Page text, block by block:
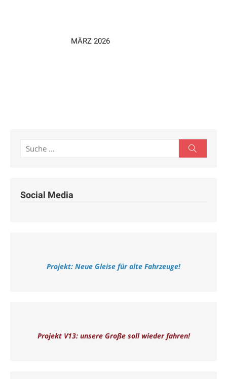
MÄRZ 2026
Search
Social Media
Projekt: Neue Gleise für alte Fahrzeuge!
Projekt V13: unsere Große soll wieder fahren!